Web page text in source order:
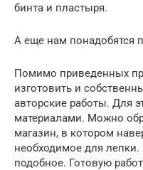
бинта и пластыря.
А еще нам понадобятся
Помимо приведенных
изготовить и
авторские работы. Для
материалами. Можно
магазин, в котором
необходимое для
подобное. Готовую